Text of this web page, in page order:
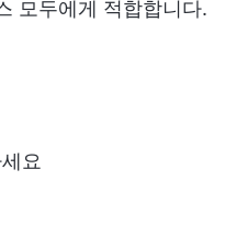
모두에게 적합합니다.
요